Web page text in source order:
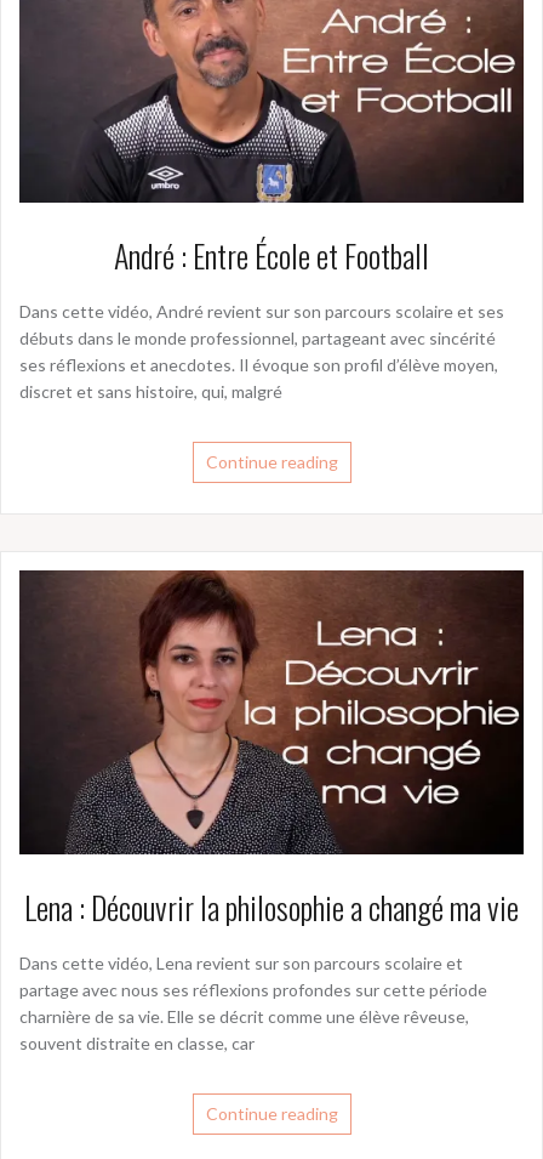
André : Entre École et Football
Dans cette vidéo, André revient sur son parcours scolaire et ses
débuts dans le monde professionnel, partageant avec sincérité
ses réflexions et anecdotes. Il évoque son profil d’élève moyen,
discret et sans histoire, qui, malgré
Continue reading
Lena : Découvrir la philosophie a changé ma vie
Dans cette vidéo, Lena revient sur son parcours scolaire et
partage avec nous ses réflexions profondes sur cette période
charnière de sa vie. Elle se décrit comme une élève rêveuse,
souvent distraite en classe, car
Continue reading